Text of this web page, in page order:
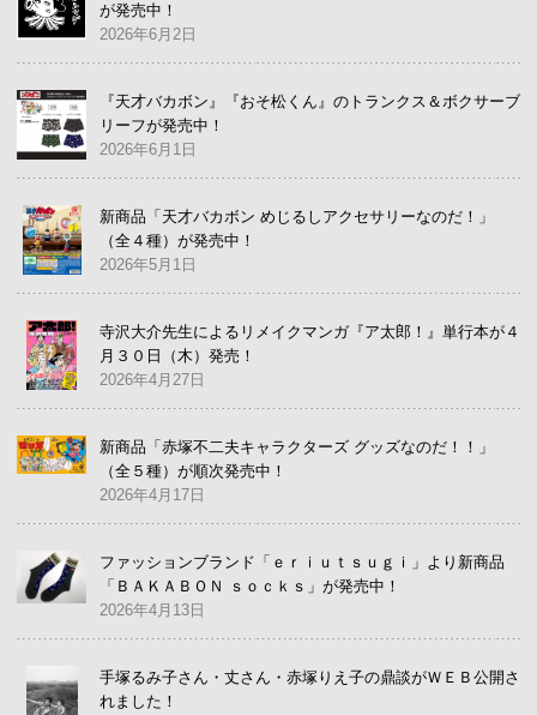
が発売中！
2026年6月2日
『天才バカボン』『おそ松くん』のトランクス＆ボクサーブ
リーフが発売中！
2026年6月1日
新商品「天才バカボン めじるしアクセサリーなのだ！」
（全４種）が発売中！
2026年5月1日
寺沢大介先生によるリメイクマンガ『ア太郎！』単行本が４
月３０日（木）発売！
2026年4月27日
新商品「赤塚不二夫キャラクターズ グッズなのだ！！」
（全５種）が順次発売中！
2026年4月17日
ファッションブランド「ｅｒｉｕｔｓｕｇｉ」より新商品
「ＢＡＫＡＢＯＮ ｓｏｃｋｓ」が発売中！
2026年4月13日
手塚るみ子さん・丈さん・赤塚りえ子の鼎談がＷＥＢ公開さ
れました！